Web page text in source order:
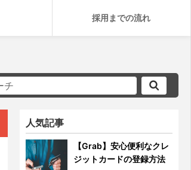
採用までの流れ
人気記事
【Grab】安心便利なクレ
ジットカードの登録方法